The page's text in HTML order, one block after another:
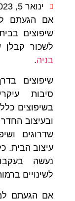
ינואר 5, 2023
אם הגעתם
שיפוצים
לשכור קבלן
בניה.
שיפוצים
סיבות
בשיפוצים
ובעיצוב
שדרוגים
עיצוב הבית.
נעשה
לשינויים
אם הגעתם